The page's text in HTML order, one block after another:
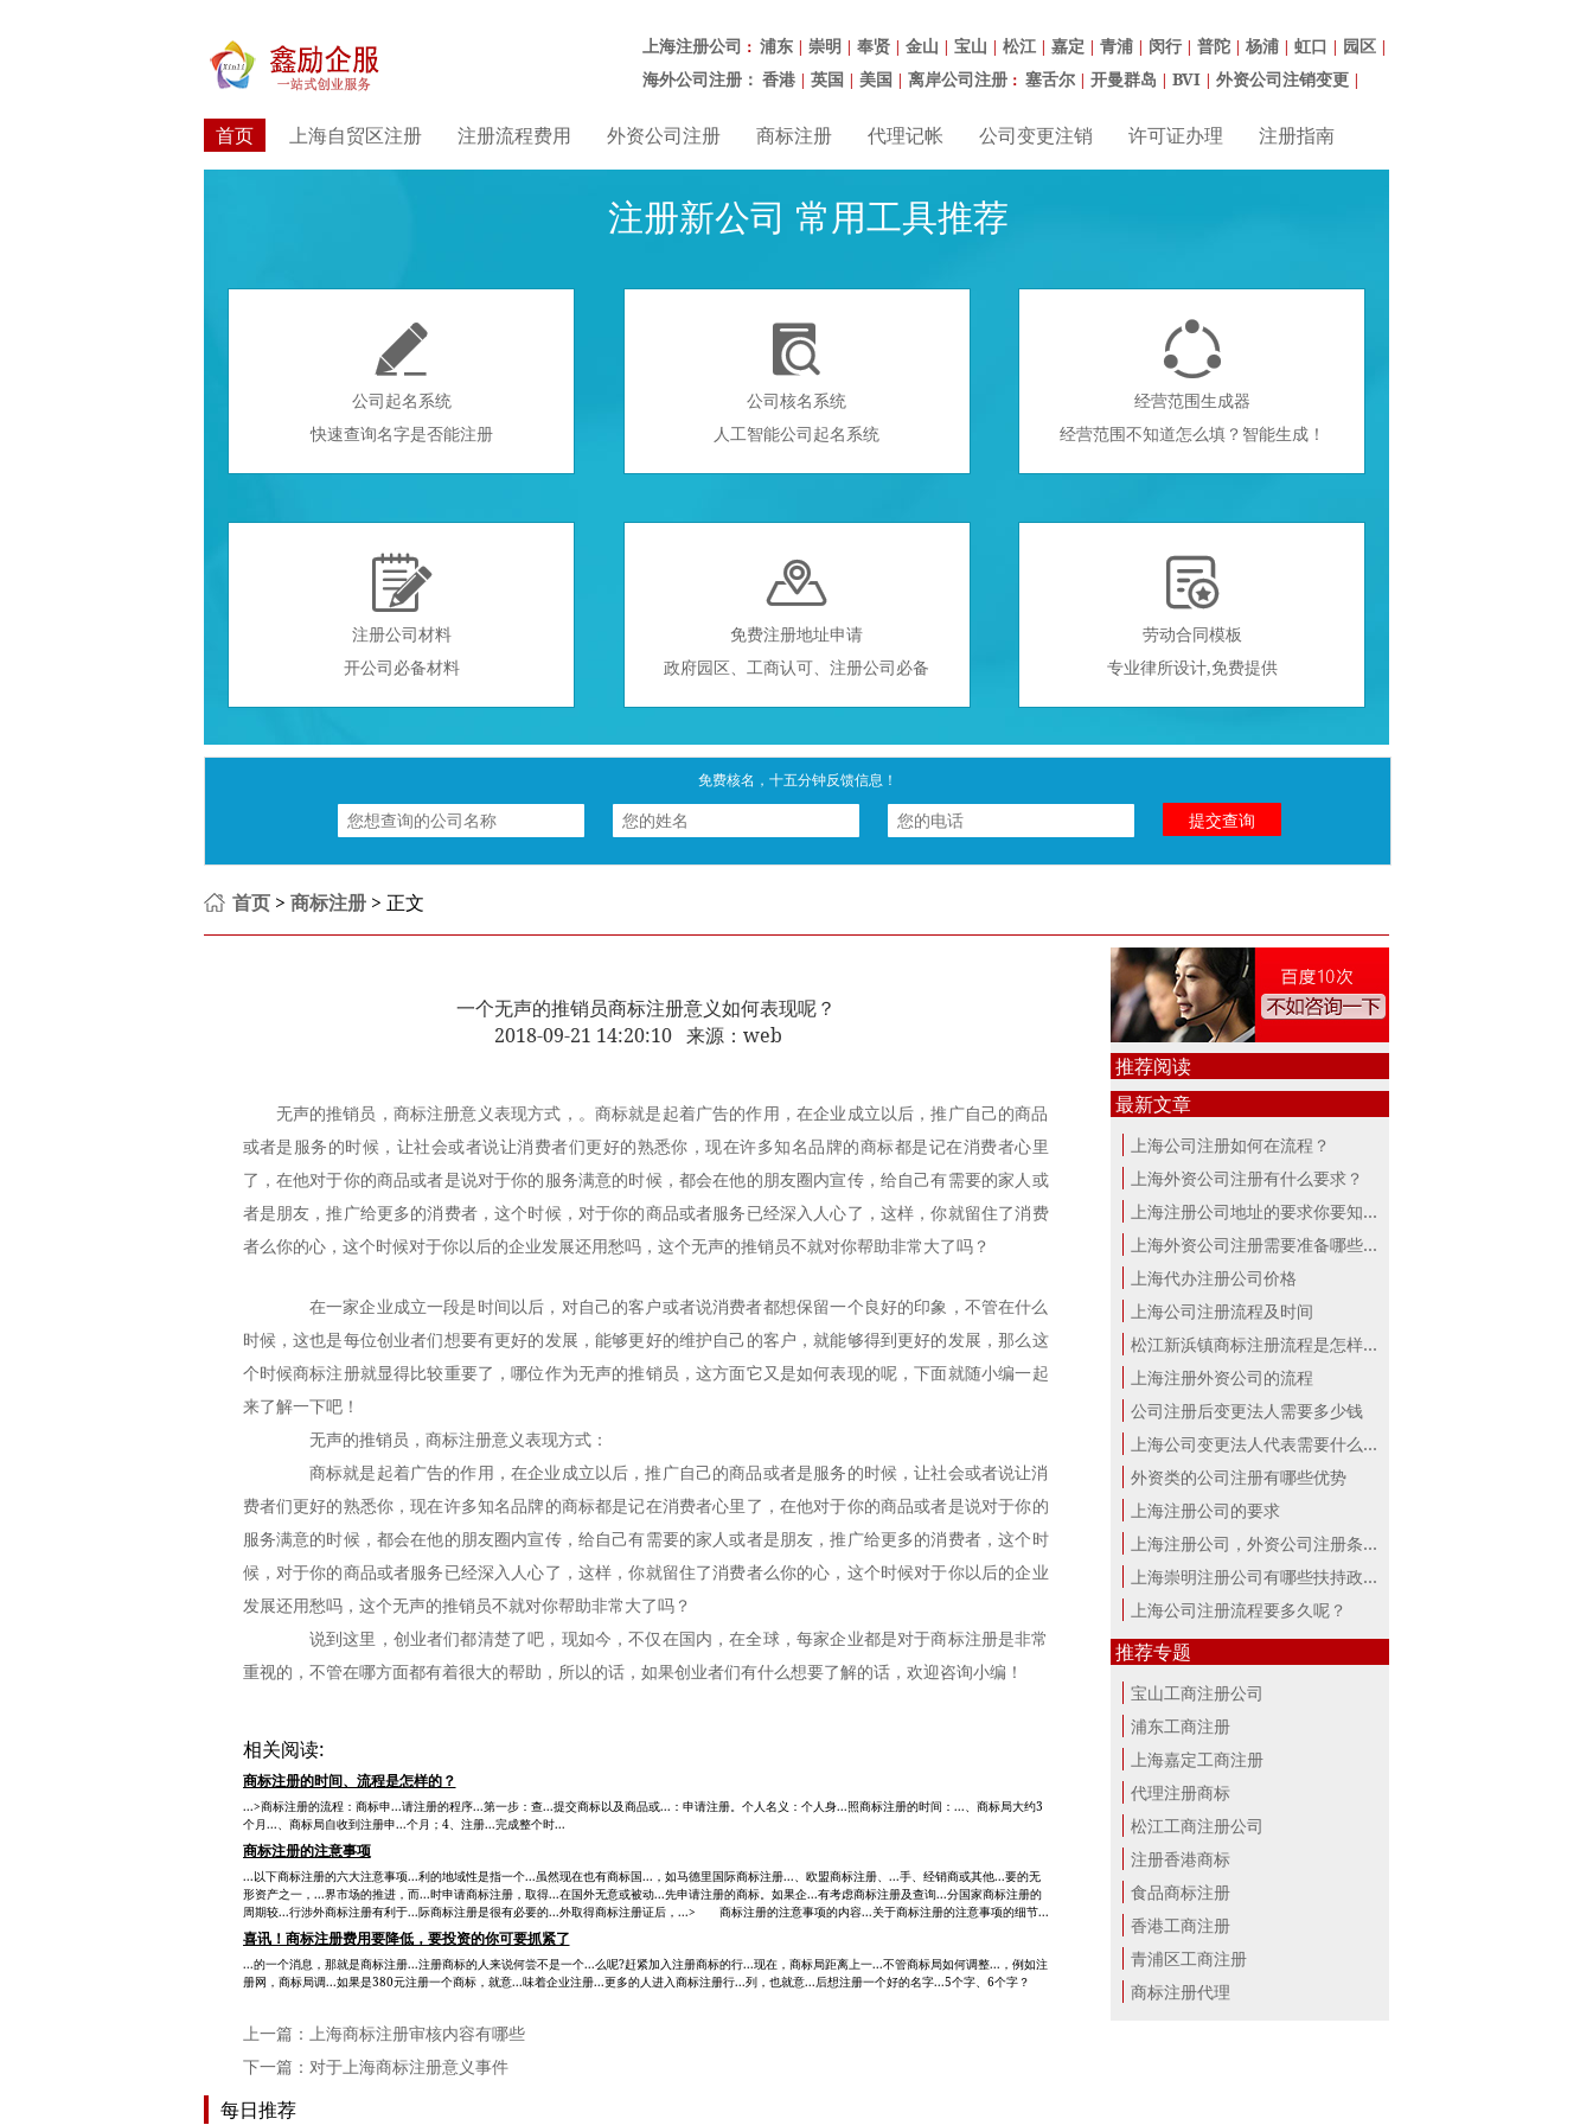
上海注册公司 ： 浦东 | 崇明 | 奉贤 | 金山 | 宝山 | 松江 | 嘉定 | 青浦 | 闵行 | 普陀 | 杨浦 | 虹口 | 园区 |
海外公司注册： 香港 | 英国 | 美国 | 离岸公司注册 ： 塞舌尔 | 开曼群岛 | BVI | 外资公司注销变更 |
首页 上海自贸区注册 注册流程费用 外资公司注册 商标注册 代理记帐 公司变更注销 许可证办理 注册指南
注册新公司 常用工具推荐

公司起名系统
快速查询名字是否能注册

公司核名系统
人工智能公司起名系统

经营范围生成器
经营范围不知道怎么填？智能生成！

注册公司材料
开公司必备材料

免费注册地址申请
政府园区、工商认可、注册公司必备

劳动合同模板
专业律所设计,免费提供
免费核名，十五分钟反馈信息！
首页 > 商标注册 > 正文
一个无声的推销员商标注册意义如何表现呢？
2018-09-21 14:20:10 来源：web
无声的推销员，商标注册意义表现方式，。商标就是起着广告的作用，在企业成立以后，推广自己的商品
或者是服务的时候，让社会或者说让消费者们更好的熟悉你，现在许多知名品牌的商标都是记在消费者心里
了，在他对于你的商品或者是说对于你的服务满意的时候，都会在他的朋友圈内宣传，给自己有需要的家人或
者是朋友，推广给更多的消费者，这个时候，对于你的商品或者服务已经深入人心了，这样，你就留住了消费
者么你的心，这个时候对于你以后的企业发展还用愁吗，这个无声的推销员不就对你帮助非常大了吗？
在一家企业成立一段是时间以后，对自己的客户或者说消费者都想保留一个良好的印象，不管在什么
时候，这也是每位创业者们想要有更好的发展，能够更好的维护自己的客户，就能够得到更好的发展，那么这
个时候商标注册就显得比较重要了，哪位作为无声的推销员，这方面它又是如何表现的呢，下面就随小编一起
来了解一下吧！
无声的推销员，商标注册意义表现方式：
商标就是起着广告的作用，在企业成立以后，推广自己的商品或者是服务的时候，让社会或者说让消
费者们更好的熟悉你，现在许多知名品牌的商标都是记在消费者心里了，在他对于你的商品或者是说对于你的
服务满意的时候，都会在他的朋友圈内宣传，给自己有需要的家人或者是朋友，推广给更多的消费者，这个时
候，对于你的商品或者服务已经深入人心了，这样，你就留住了消费者么你的心，这个时候对于你以后的企业
发展还用愁吗，这个无声的推销员不就对你帮助非常大了吗？
说到这里，创业者们都清楚了吧，现如今，不仅在国内，在全球，每家企业都是对于商标注册是非常
重视的，不管在哪方面都有着很大的帮助，所以的话，如果创业者们有什么想要了解的话，欢迎咨询小编！
相关阅读:
商标注册的时间、流程是怎样的？
...>商标注册的流程：商标申...请注册的程序...第一步：查...提交商标以及商品或...：申请注册。个人名义：个人身...照商标注册的时间：...、商标局大约3
个月...、商标局自收到注册申...个月；4、注册...完成整个时...
商标注册的注意事项
...以下商标注册的六大注意事项...利的地域性是指一个...虽然现在也有商标国...，如马德里国际商标注册...、欧盟商标注册、...手、经销商或其他...要的无
形资产之一，...界市场的推进，而...时申请商标注册，取得...在国外无意或被动...先申请注册的商标。如果企...有考虑商标注册及查询...分国家商标注册的
周期较...行涉外商标注册有利于...际商标注册是很有必要的...外取得商标注册证后，...> 商标注册的注意事项的内容...关于商标注册的注意事项的细节...
喜讯！商标注册费用要降低，要投资的你可要抓紧了
...的一个消息，那就是商标注册...注册商标的人来说何尝不是一个...么呢?赶紧加入注册商标的行...现在，商标局距离上一...不管商标局如何调整...，例如注
册网，商标局调...如果是380元注册一个商标，就意...味着企业注册...更多的人进入商标注册行...列，也就意...后想注册一个好的名字...5个字、6个字？
上一篇： 上海商标注册审核内容有哪些
下一篇： 对于上海商标注册意义事件
每日推荐
推荐阅读
最新文章
上海公司注册如何在流程？
上海外资公司注册有什么要求？
上海注册公司地址的要求你要知道！
上海外资公司注册需要准备哪些材料？
上海代办注册公司价格
上海公司注册流程及时间
松江新浜镇商标注册流程是怎样的
上海注册外资公司的流程
公司注册后变更法人需要多少钱
上海公司变更法人代表需要什么手续
外资类的公司注册有哪些优势
上海注册公司的要求
上海注册公司，外资公司注册条件！
上海崇明注册公司有哪些扶持政策与服...
上海公司注册流程要多久呢？
推荐专题
宝山工商注册公司
浦东工商注册
上海嘉定工商注册
代理注册商标
松江工商注册公司
注册香港商标
食品商标注册
香港工商注册
青浦区工商注册
商标注册代理